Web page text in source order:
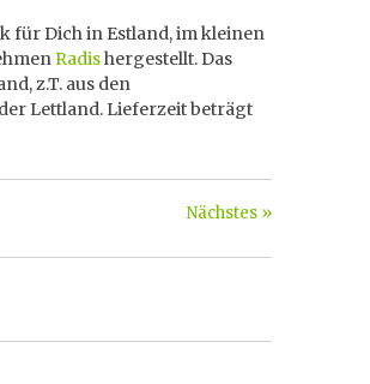
für Dich in Estland, im kleinen
Radishergestellt. Das
z.T. aus den
Lettland. Lieferzeit beträgt
Nächstes »